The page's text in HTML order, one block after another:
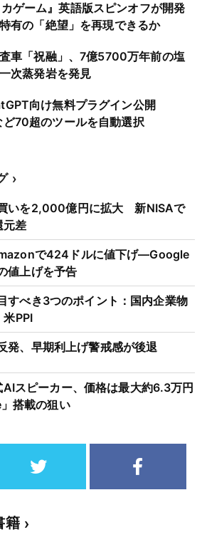
ゲーム』英語版スピンオフが開発
有の「絶望」を再現できるか
車「祝融」、7億5700万年前の塩
次蒸発岩を発見
向け無料プラグイン公開
70超のツールを自動選択
いを2,000億円に拡大 新NISAで
元差
で424ドルに値下げ―Google
値上げを予告
すべき3つのポイント：国内企業物
米PPI
発、早期利上げ警戒感が後退
スピーカー、価格は最大約6.3万円
搭載の狙い
籍